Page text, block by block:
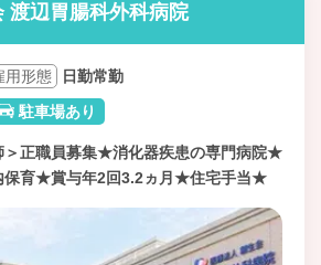
渡辺胃腸科外科病院
用形態
日勤常勤
駐車場あり
＞正職員募集★消化器疾患の専門病院★
保育★賞与年2回3.2ヵ月★住宅手当★